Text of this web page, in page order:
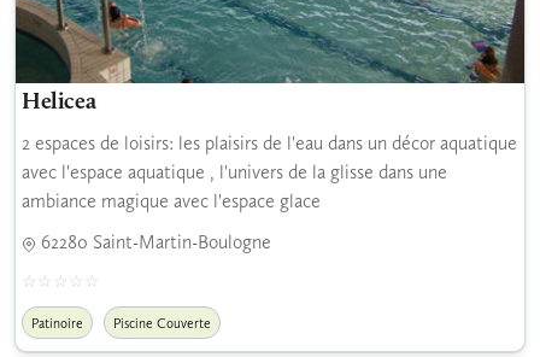
Helicea
2 espaces de loisirs: les plaisirs de l'eau dans un décor aquatique
avec l'espace aquatique , l'univers de la glisse dans une
ambiance magique avec l'espace glace
62280 Saint-Martin-Boulogne
Patinoire Piscine Couverte